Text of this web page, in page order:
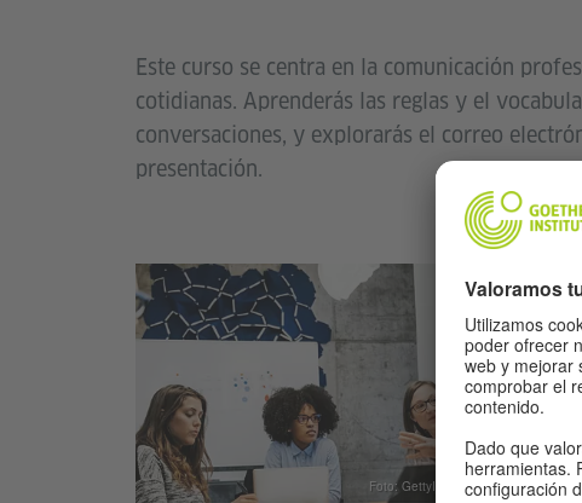
Este curso se centra en la comunicación
cotidianas. Aprenderás las reglas y el
conversaciones, y explorarás el correo
presentación.
Foto: GettyImages 607477465